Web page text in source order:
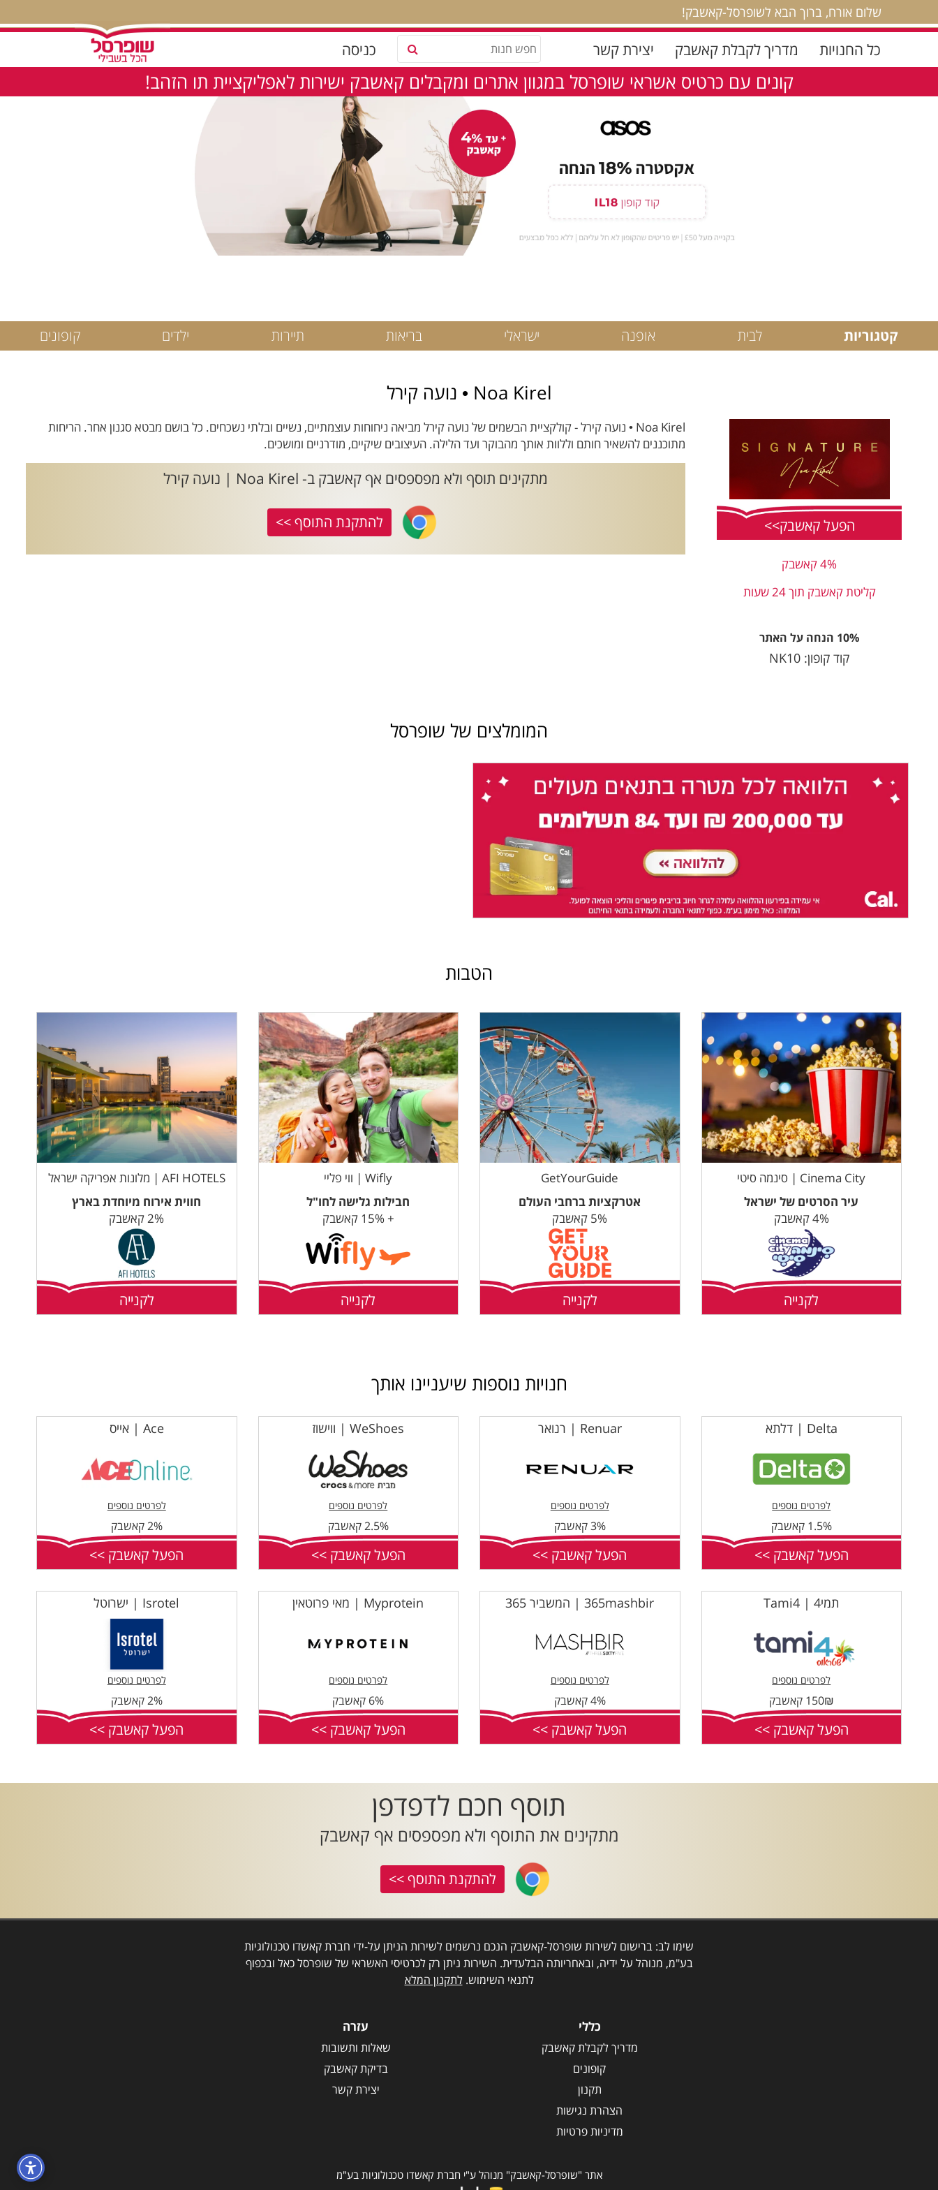
שלום אורח, ברוך הבא לשופרסל-קאשבק!
כל החנויות מדריך לקבלת קאשבק יצירת קשר כניסה
קונים עם כרטיס אשראי שופרסל במגוון אתרים ומקבלים קאשבק ישירות לאפליקציית תו הזהב!
קטגוריות לבית אופנה ישראלי בריאות תיירות ילדים קופונים
Noa Kirel • נועה קירל
הפעל קאשבק>>
4% קאשבק
קליטת קאשבק תוך 24 שעות
10% הנחה על האתר
קוד קופון: NK10
Noa Kirel • נועה קירל - קולקציית הבשמים של נועה קירל מביאה ניחוחות עוצמתיים, נשיים ובלתי נשכחים. כל בושם מבטא סגנון אחר. הריחות
מתוכננים להשאיר חותם וללוות אותך מהבוקר ועד הלילה. העיצובים שיקיים, מודרניים ומושכים.
מתקינים תוסף ולא מפספסים אף קאשבק ב- Noa Kirel | נועה קירל
להתקנת התוסף >>
המומלצים של שופרסל
הטבות
Cinema City | סינמה סיטי
עיר הסרטים של ישראל
4% קאשבק
לקנייה
GetYourGuide
אטרקציות ברחבי העולם
5% קאשבק
לקנייה
Wifly | ווי פליי
חבילות גלישה לחו"ל
+ 15% קאשבק
לקנייה
AFI HOTELS | מלונות אפריקה ישראל
חווית אירוח מיוחדת בארץ
2% קאשבק
לקנייה
חנויות נוספות שיעניינו אותך
Delta | דלתא
לפרטים נוספים
1.5% קאשבק
הפעל קאשבק >>
Renuar | רנואר
לפרטים נוספים
3% קאשבק
הפעל קאשבק >>
WeShoes | ווישוז
לפרטים נוספים
2.5% קאשבק
הפעל קאשבק >>
Ace | אייס
לפרטים נוספים
2% קאשבק
הפעל קאשבק >>
תמי4 | Tami4
לפרטים נוספים
150₪ קאשבק
הפעל קאשבק >>
365mashbir | המשביר 365
לפרטים נוספים
4% קאשבק
הפעל קאשבק >>
Myprotein | מאי פרוטאין
לפרטים נוספים
6% קאשבק
הפעל קאשבק >>
Isrotel | ישרוטל
לפרטים נוספים
2% קאשבק
הפעל קאשבק >>
תוסף חכם לדפדפן
מתקינים את התוסף ולא מפספסים אף קאשבק
להתקנת התוסף >>
שימו לב: ברישום לשירות שופרסל-קאשבק הנכם נרשמים לשירות הניתן על-ידי חברת קאשדו טכנולוגיות
בע"מ, מנוהל על ידיה, ובאחריותה הבלעדית. השירות ניתן רק לכרטיסי האשראי של שופרסל כאל ובכפוף
לתנאי השימוש.לתקנון המלא
כללי
מדריך לקבלת קאשבק
קופונים
תקנון
הצהרת נגישות
מדיניות פרטיות
עזרה
שאלות ותשובות
בדיקת קאשבק
יצירת קשר
אתר "שופרסל-קאשבק" מנוהל ע"י חברת קאשדו טכנולוגיות בע"מ